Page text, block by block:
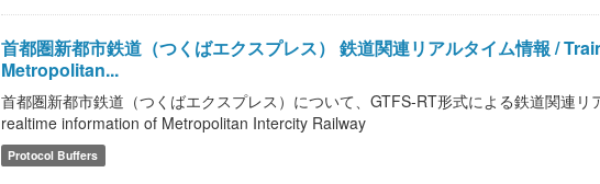
首都圏新都市鉄道（つくばエクスプレス） 鉄道関連リアルタイム情報 /
Metropolitan...
首都圏新都市鉄道（つくばエクスプレス）について、GTFS-RT形式による鉄道関連
realtime information of Metropolitan Intercity Railway
Protocol Buffers